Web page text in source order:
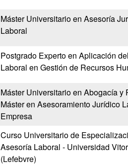
Máster Universitario en Asesoría
Laboral
Postgrado Experto en Aplicación
Laboral en Gestión de Recursos
Máster Universitario en Abogacía y
Máster en Asesoramiento Jurídico
Empresa
Curso Universitario de
Asesoría Laboral - Universidad
(Lefebvre)